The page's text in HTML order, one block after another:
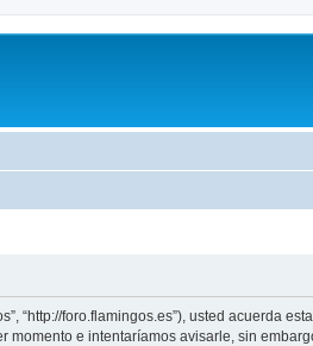
“http://foro.flamingos.es”), usted acuerda
momento e intentaríamos avisarle, sin